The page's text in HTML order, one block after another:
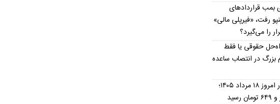
بمب قراردادهای
رفت، «فیرپلی مالی»
را می‌گیرد؟
حقوقی یا فقط
بزرگ در انتصاب ساعده
قیمت حواله دلار امروز ۱۸ مرداد ۱۴۰۵؛